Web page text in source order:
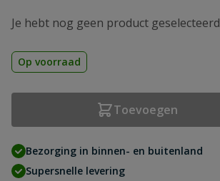
Je hebt nog geen product geselecteerd
Op voorraad
Toevoegen
Bezorging in binnen- en buitenland
Supersnelle levering